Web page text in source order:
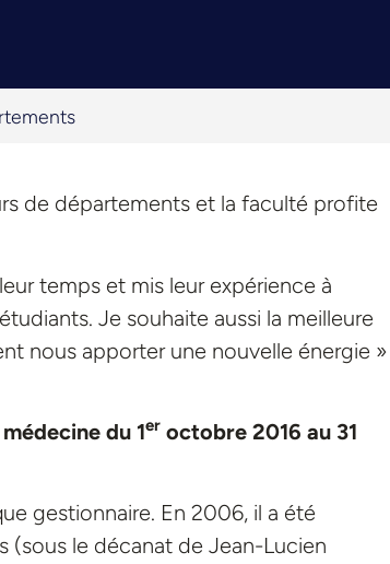
de départements et la faculté profite
temps et mis leur expérience à
Je souhaite aussi la meilleure
nous apporter une nouvelle énergie »
du 1er octobre 2016 au 31
gestionnaire. En 2006, il a été
le décanat de Jean-Lucien